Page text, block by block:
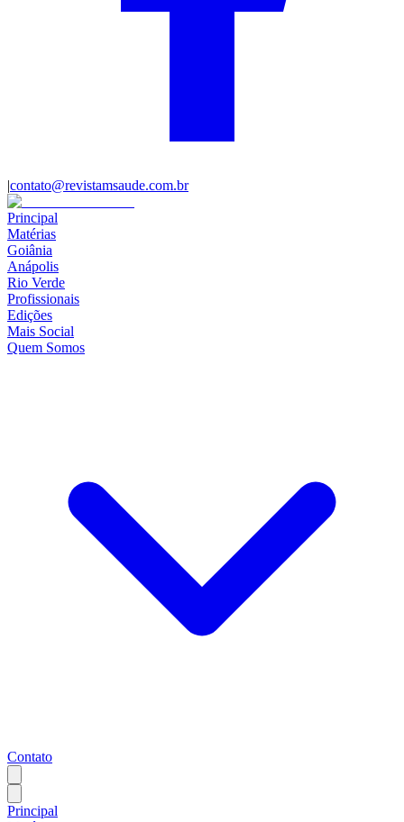
|contato@revistamsaude.com.br
Principal
Matérias
Goiânia
Anápolis
Rio Verde
Profissionais
Edições
Mais Social
Quem Somos
Contato
Principal